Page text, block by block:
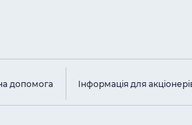
допомога Інформація для